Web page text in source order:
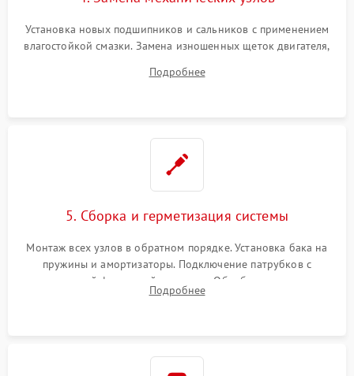
Установка новых подшипников и сальников с применением
влагостойкой смазки. Замена изношенных щеток двигателя,
или поврежденной резиновой манжеты.
Подробнее
5. Сборка и герметизация системы
Монтаж всех узлов в обратном порядке. Установка бака на
пружины и амортизаторы. Подключение патрубков с
надежной фиксацией хомутами. Обработка стыков
герметиком для предотвращения возможных протечек воды.
Подробнее